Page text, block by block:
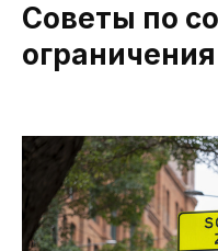
Советы по